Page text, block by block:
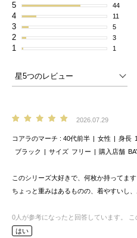
5 44
4 11
3 5
2 3
1 1
2026.07.29
コアラのマーチ 40代前半 女性 身長
ブラック
サイズ フリー 購入店舗
このシリーズ大好きで、何枚か持ってます
ちょっと重みはあるものの、着やすいし、
0 人が参考になったと回答しています。
はい